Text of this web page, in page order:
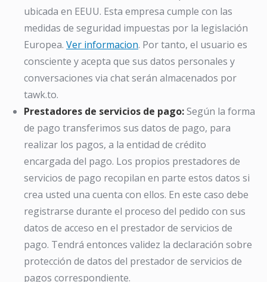
ubicada en EEUU. Esta empresa cumple con las
medidas de seguridad impuestas por la legislación
Europea. Ver informacion. Por tanto, el usuario es
consciente y acepta que sus datos personales y
conversaciones via chat serán almacenados por
tawk.to.
Prestadores de servicios de pago:Según la forma
de pago transferimos sus datos de pago, para
realizar los pagos, a la entidad de crédito
encargada del pago. Los propios prestadores de
servicios de pago recopilan en parte estos datos si
crea usted una cuenta con ellos. En este caso debe
registrarse durante el proceso del pedido con sus
datos de acceso en el prestador de servicios de
pago. Tendrá entonces validez la declaración sobre
protección de datos del prestador de servicios de
pagos correspondiente.